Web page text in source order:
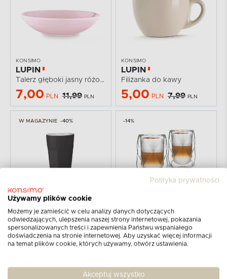
KONSIMO
LUPIN
Talerz głęboki jasny różowy
7,00 PLN 11,99 PLN
KONSIMO
LUPIN
Filiżanka do kawy
5,00 PLN 7,99 PLN
W MAGAZYNIE -40%
KONSIMO
CAMPI
Kubek
6,00 PLN 9,99 PLN
-14%
GEO
59,90 PLN 69,90 PLN
Polityka prywatności
Używamy plików cookie
Możemy je zamieścić w celu analizy danych dotyczących
odwiedzających, ulepszenia naszej strony internetowej, pokazania
spersonalizowanych treści i zapewnienia Państwu wspaniałego
doświadczenia na stronie internetowej. Aby uzyskać więcej informacji
na temat plików cookie, których używamy, otwórz ustawienia.
Akceptuj wszystko